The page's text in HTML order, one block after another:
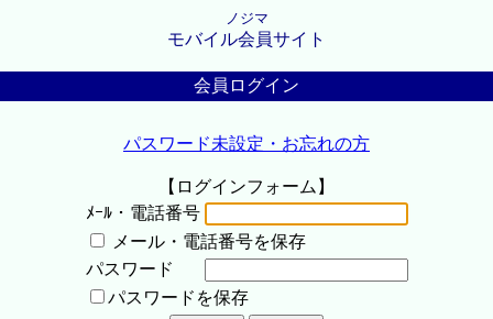
ノジマ
モバイル会員サイト
会員ログイン
パスワード未設定・お忘れの方
【ログインフォーム】
ﾒｰﾙ・電話番号
メール・電話番号を保存
パスワード
パスワードを保存